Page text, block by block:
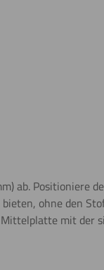
ab. Positioniere
ohne den
mit der